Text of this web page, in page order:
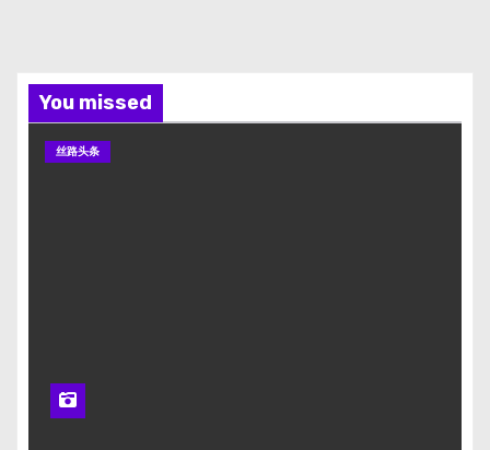
You missed
丝路头条